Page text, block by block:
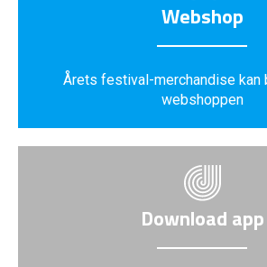
Webshop
Årets festival-merchandise kan
webshoppen
Download app